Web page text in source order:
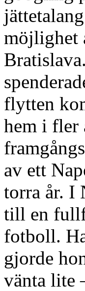
möjlighet
flytten
hem i fler
av ett
torra år. I
till en
fotboll.
gjorde
vänta lite